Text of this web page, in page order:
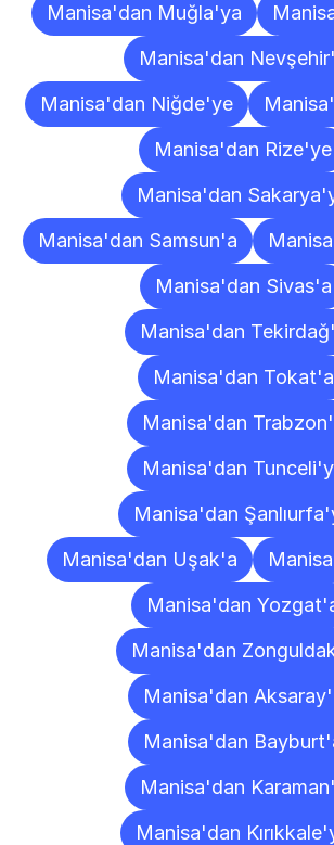
Manisa'dan Muğla'ya
Manisa'dan
Manisa'dan Niğde'ye
Manisa'dan Rize'ye
Manisa'dan
Manisa'dan Samsun'a
Manisa'dan Sivas'a
Manisa'dan
Manisa'dan Tokat'a
Manisa'dan
Manisa'dan
Manisa'dan
Manisa'dan Uşak'a
Manisa'dan
Manisa'dan
Manisa'dan
Manisa'dan
Manisa'dan
Manisa'dan